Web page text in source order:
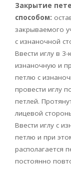
Закрытие
способом:
закрываемого
с изнаночной
Ввести иглу в
изнаночную и
петлю с
провести иглу
петлей.
лицевой
Ввести иглу с
петлю и при
располагается
постоянно